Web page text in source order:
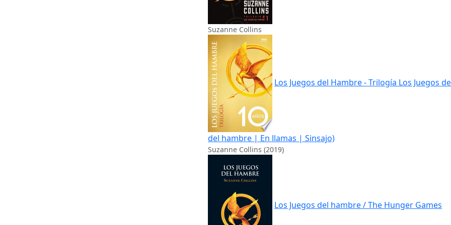
Suzanne Collins
Los Juegos del Hambre - Trilogía Los Juegos
del hambre | En llamas | Sinsajo)
Suzanne Collins (2019)
Los Juegos del hambre / The Hunger Games